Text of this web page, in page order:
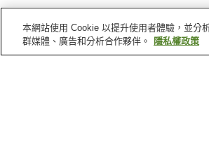
本網站使用 Cookie 以提升使用者體驗，並分
群媒體、廣告和分析合作夥伴。
隱私權政策